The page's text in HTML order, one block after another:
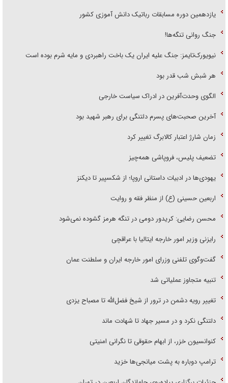
یازدهمین دوره مسابقات رباتیک دانش آموزی کشور
جنگ روانی تنگه‌ها!
نیویورک‌تایمز: جنگ علیه ایران یک باخت راهبردی و مایه شرم بوده است
هر شبش شب قدر بود
الگوی وحدت‌آفرین در ادراک سیاست خارجی
آخرین صحبت‌های پسرم دلتنگی برای رهبر شهید بود
زمان شارژ اعتبار کالابرگ تغییر کرد
تضعیف پلیس، فروپاشی همه‌چیز
یهودی‌ها در ادبیات داستانی اروپا؛ از شکسپیر تا دیکنز
اربعین حسینی (ع) از منظر فقه و روایت
محسن رضایی: کریدور دومی در تنگه هرمز گشوده نمی‌شود
رایزنی وزیر امور خارجه ایتالیا با عراقچی
گفت‌وگوی تلفنی وزرای امور خارجه ایران و سلطنت عمان
تنبیه متجاوز عملیاتی شد
تغییر رویه دشمن در ترور از شیخ فضل‌الله تا مصباح یزدی
دلتنگی نکرد و در مسیر جهاد تا شهادت ماند
کنوانسیون خزر، از ابهام حقوقی تا نگرانی امنیتی
ترامپ دوباره به پشت میانجی‌ها خزید